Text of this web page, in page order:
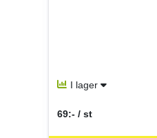
I lager
69:- / st
SEK per ST